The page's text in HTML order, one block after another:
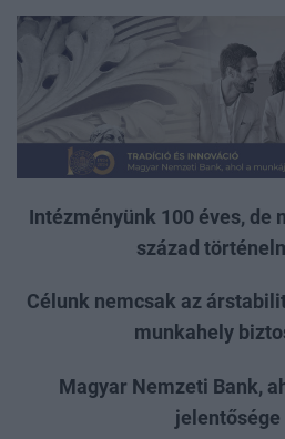
Intézményünk 100 éves, de
század
Célunk nemcsak az
munkahely
Magyar Nemzeti Bank,
jelentősége